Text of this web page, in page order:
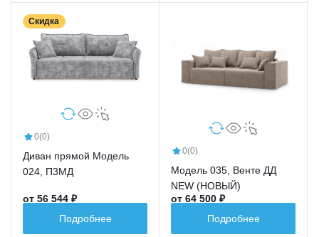
Скидка
0(0)
Диван прямой Модель
024, П3МД
от 56 544 ₽
Подробнее
0(0)
Модель 035, Венте ДД
NEW (НОВЫЙ)
от 64 500 ₽
Подробнее